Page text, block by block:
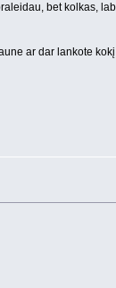
bet kolkas,
ar dar lankote